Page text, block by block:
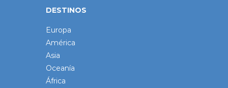
DESTINOS
Europa
América
Asia
Oceanía
África